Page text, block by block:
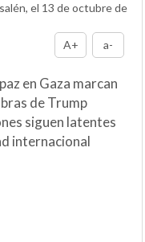
el 13 de octubre de
A+
a-
en Gaza marcan
de Trump
siguen latentes
internacional